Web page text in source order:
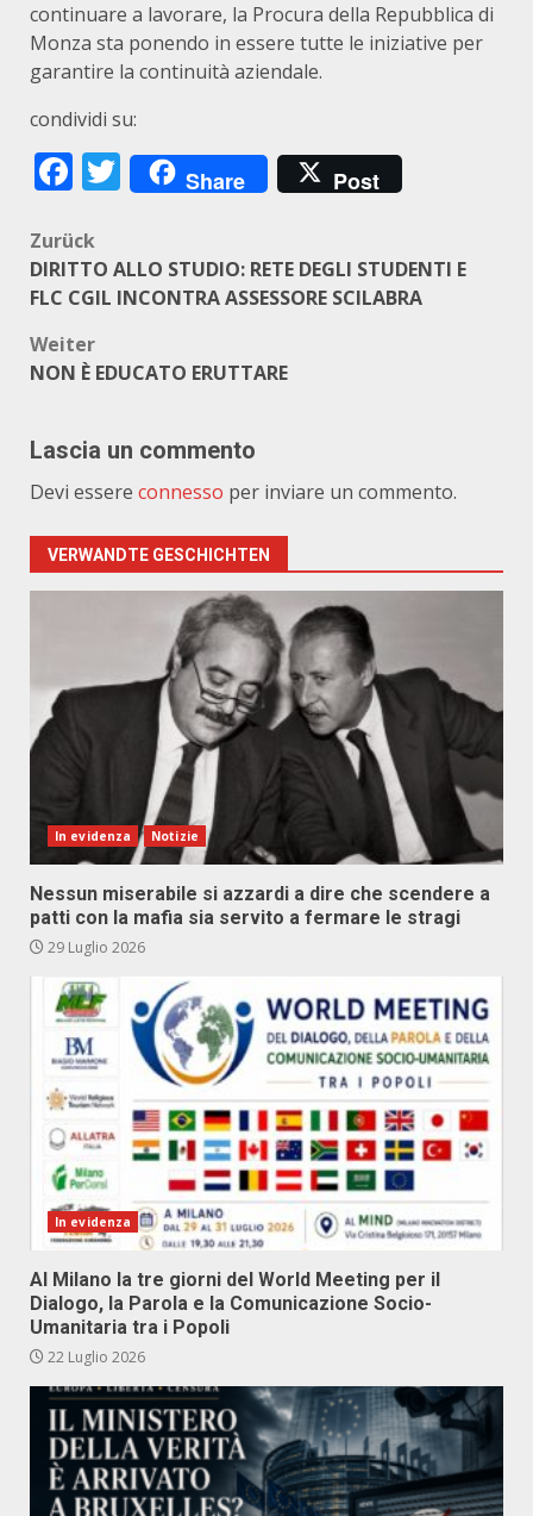
continuare a lavorare, la Procura della Repubblica di
Monza sta ponendo in essere tutte le iniziative per
garantire la continuità aziendale.
condividi su:
Facebook
Twitter
Share Post
Beitragsnavigation
Zurück
DIRITTO ALLO STUDIO: RETE DEGLI STUDENTI E
FLC CGIL INCONTRA ASSESSORE SCILABRA
Weiter
NON È EDUCATO ERUTTARE
Lascia un commento
Devi essere connesso per inviare un commento.
VERWANDTE GESCHICHTEN
In evidenza Notizie
Nessun miserabile si azzardi a dire che scendere a
patti con la mafia sia servito a fermare le stragi
29 Luglio 2026
In evidenza
Al Milano la tre giorni del World Meeting per il
Dialogo, la Parola e la Comunicazione Socio-
Umanitaria tra i Popoli
22 Luglio 2026